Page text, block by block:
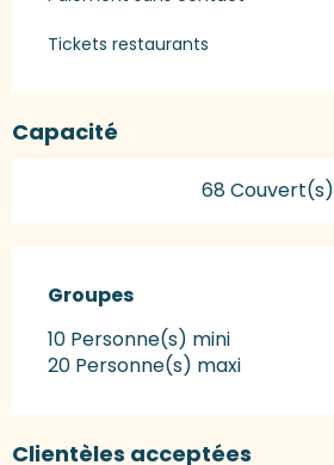
Tickets restaurants
Capacité
68 Couvert(s)
Groupes
Groupes
10 Personne(s) mini
20 Personne(s) maxi
Clientèles acceptées